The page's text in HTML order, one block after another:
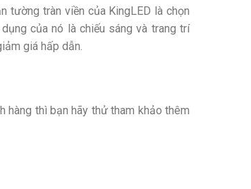
tường tràn viền của KingLED là chọn
của nó là chiếu sáng và trang trí
giá hấp dẫn.
hàng thì bạn hãy thử tham khảo thêm